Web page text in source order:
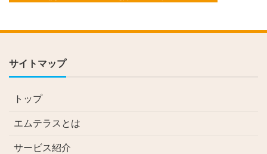
サイトマップ
トップ
エムテラスとは
サービス紹介